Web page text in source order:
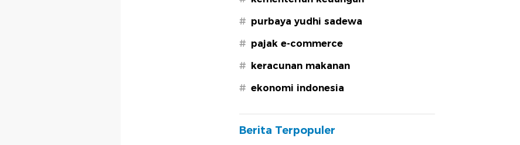
# purbaya yudhi sadewa
# pajak e-commerce
# keracunan makanan
# ekonomi indonesia
Berita Terpopuler